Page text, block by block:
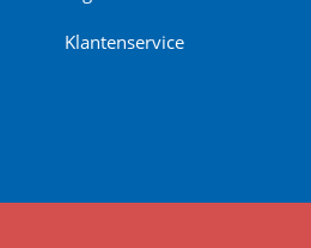
Klantenservice